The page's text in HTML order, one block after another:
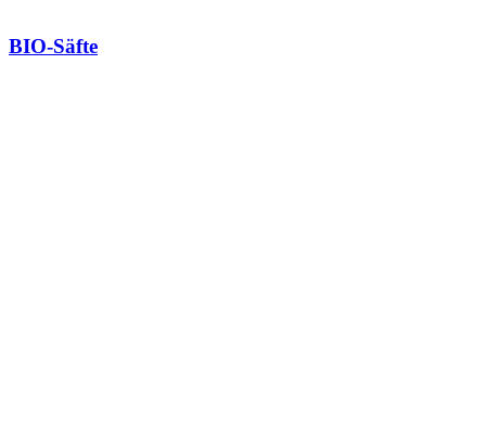
BIO-Säfte